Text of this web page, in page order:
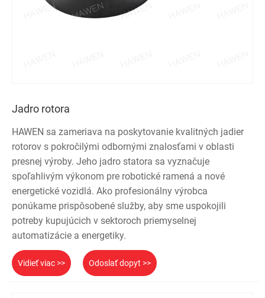
Jadro rotora
HAWEN sa zameriava na poskytovanie kvalitných jadier
rotorov s pokročilými odbornými znalosťami v oblasti
presnej výroby. Jeho jadro statora sa vyznačuje
spoľahlivým výkonom pre robotické ramená a nové
energetické vozidlá. Ako profesionálny výrobca
ponúkame prispôsobené služby, aby sme uspokojili
potreby kupujúcich v sektoroch priemyselnej
automatizácie a energetiky.
Vidieť viac >> Odoslať dopyt >>